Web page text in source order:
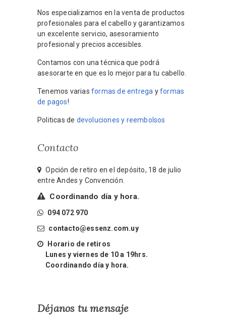
Nos especializamos en la venta de productos
profesionales para el cabello y garantizamos
un excelente servicio, asesoramiento
profesional y precios accesibles.
Contamos con una técnica que podrá
asesorarte en que es lo mejor para tu cabello.
Tenemos varias formas de entrega yformas
de pagos!
Politicas de devoluciones y reembolsos
Contacto
Opción de retiro en el depósito, 18 de julio
entre Andes y Convención.
Coordinando día y hora.
094 072 970
contacto@essenz.com.uy
Horario de retiros
Lunes y viernes de 10 a 19hrs.
Coordinando día y hora.
Déjanos tu mensaje